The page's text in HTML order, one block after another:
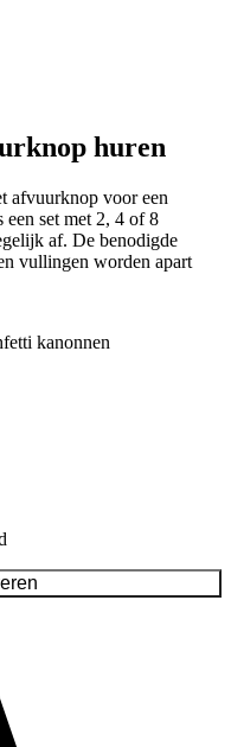
huren
afvuurknop voor een
set met 2, 4 of 8
af. De benodigde
vullingen worden apart
kanonnen